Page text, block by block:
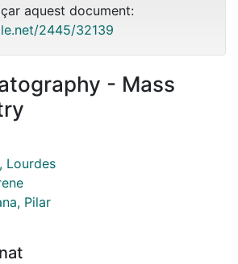
aquest document:
2445/32139
- Mass
Lourdes
Pilar